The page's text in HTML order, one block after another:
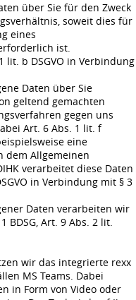
über Sie für den Zweck
soweit dies für
eines
ist.
lit. b DSGVO in Verbindung
Daten über Sie
geltend gemachten
gegen uns
Art. 6 Abs. 1 lit. f
eine
dem Allgemeinen
verarbeitet diese Daten
in Verbindung mit § 3
Daten verarbeiten wir
BDSG, Art. 9 Abs. 2 lit.
wir das integrierte rexx
MS Teams. Dabei
in Form von Video oder